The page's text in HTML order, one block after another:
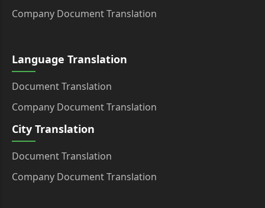
Company Document Translation
Language Translation
Document Translation
Company Document Translation
City Translation
Document Translation
Company Document Translation